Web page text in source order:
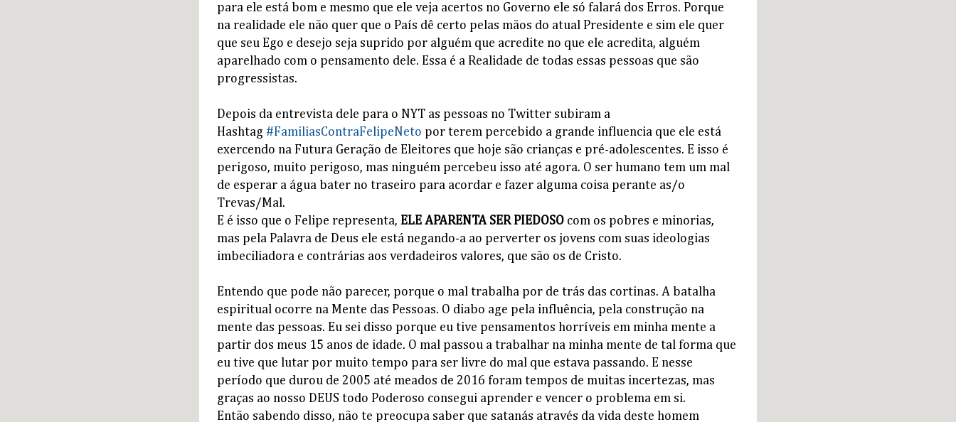
para ele está bom e mesmo que ele veja acertos no Governo ele só falará dos Erros. Porque
na realidade ele não quer que o País dê certo pelas mãos do atual Presidente e sim ele quer
que seu Ego e desejo seja suprido por alguém que acredite no que ele acredita, alguém
aparelhado com o pensamento dele. Essa é a Realidade de todas essas pessoas que são
progressistas.
Depois da entrevista dele para o NYT as pessoas no Twitter subiram a
Hashtag #FamiliasContraFelipeNeto por terem percebido a grande influencia que ele está
exercendo na Futura Geração de Eleitores que hoje são crianças e pré-adolescentes. E isso é
perigoso, muito perigoso, mas ninguém percebeu isso até agora. O ser humano tem um mal
de esperar a água bater no traseiro para acordar e fazer alguma coisa perante as/o
Trevas/Mal.
E é isso que o Felipe representa, ELE APARENTA SER PIEDOSO com os pobres e minorias,
mas pela Palavra de Deus ele está negando-a ao perverter os jovens com suas ideologias
imbeciliadora e contrárias aos verdadeiros valores, que são os de Cristo.
Entendo que pode não parecer, porque o mal trabalha por de trás das cortinas. A batalha
espiritual ocorre na Mente das Pessoas. O diabo age pela influência, pela construção na
mente das pessoas. Eu sei disso porque eu tive pensamentos horríveis em minha mente a
partir dos meus 15 anos de idade. O mal passou a trabalhar na minha mente de tal forma que
eu tive que lutar por muito tempo para ser livre do mal que estava passando. E nesse
período que durou de 2005 até meados de 2016 foram tempos de muitas incertezas, mas
graças ao nosso DEUS todo Poderoso consegui aprender e vencer o problema em si.
Então sabendo disso, não te preocupa saber que satanás através da vida deste homem